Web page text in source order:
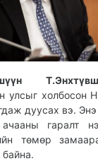
улсыг холбосон
дуусах вэ.
гаралт
төмөр